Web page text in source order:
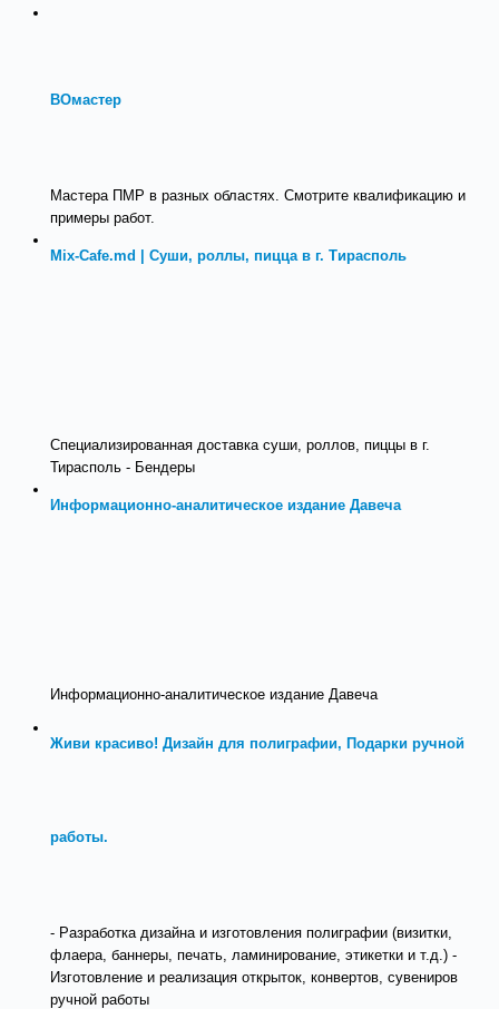
ВОмастер
Мастера ПМР в разных областях. Смотрите квалификацию и
примеры работ.
Mix-Cafe.md | Суши, роллы, пицца в г. Тирасполь
Специализированная доставка суши, роллов, пиццы в г.
Тирасполь - Бендеры
Информационно-аналитическое издание Давеча
Информационно-аналитическое издание Давеча
Живи красиво! Дизайн для полиграфии, Подарки ручной
работы.
- Разработка дизайна и изготовления полиграфии (визитки,
флаера, баннеры, печать, ламинирование, этикетки и т.д.) -
Изготовление и реализация открыток, конвертов, сувениров
ручной работы